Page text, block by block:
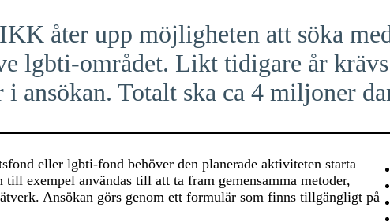
åter upp möjligheten att söka
lgbti-området. Likt tidigare år
i ansökan. Totalt ska ca 4 miljoner
eller lgbti-fond behöver den planerade aktiviteten starta
exempel användas till att ta fram gemensamma metoder,
Ansökan görs genom ett formulär som finns tillgängligt på